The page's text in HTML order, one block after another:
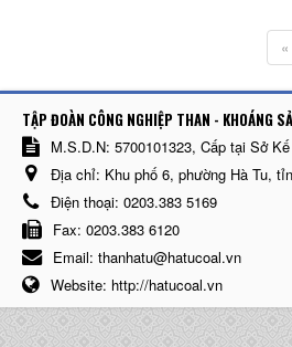
«
TẬP ĐOÀN CÔNG NGHIỆP THAN - KHOÁNG
M.S.D.N: 5700101323, Cấp tại Sở
Địa chỉ: Khu phố 6, phường Hà Tu,
Điện thoại: 0203.383 5169
Fax: 0203.383 6120
Email: thanhatu@hatucoal.vn
Website: http://hatucoal.vn